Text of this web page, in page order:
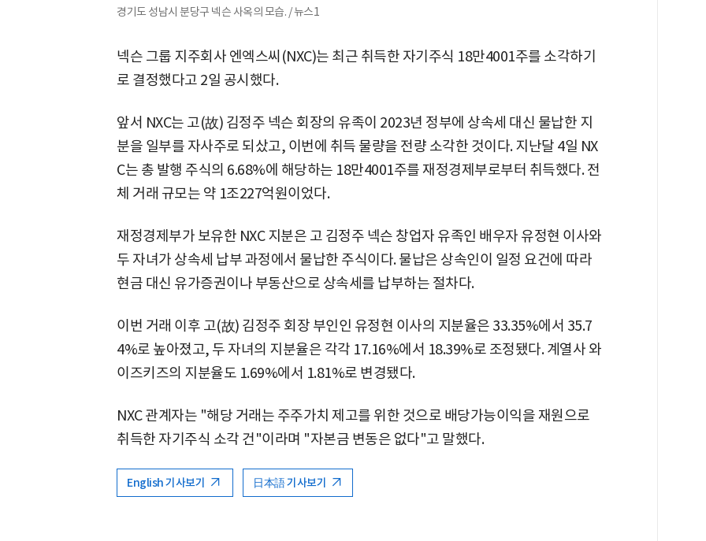
경기도 성남시 분당구 넥슨 사옥의 모습. / 뉴스1
넥슨 그룹 지주회사 엔엑스씨(NXC)는 최근 취득한 자기주식 18만4001주를 소각하기
로 결정했다고 2일 공시했다.
앞서 NXC는 고(故) 김정주 넥슨 회장의 유족이 2023년 정부에 상속세 대신 물납한 지
분을 일부를 자사주로 되샀고, 이번에 취득 물량을 전량 소각한 것이다. 지난달 4일 NX
C는 총 발행 주식의 6.68%에 해당하는 18만4001주를 재정경제부로부터 취득했다. 전
체 거래 규모는 약 1조227억원이었다.
재정경제부가 보유한 NXC 지분은 고 김정주 넥슨 창업자 유족인 배우자 유정현 이사와
두 자녀가 상속세 납부 과정에서 물납한 주식이다. 물납은 상속인이 일정 요건에 따라
현금 대신 유가증권이나 부동산으로 상속세를 납부하는 절차다.
이번 거래 이후 고(故) 김정주 회장 부인인 유정현 이사의 지분율은 33.35%에서 35.7
4%로 높아졌고, 두 자녀의 지분율은 각각 17.16%에서 18.39%로 조정됐다. 계열사 와
이즈키즈의 지분율도 1.69%에서 1.81%로 변경됐다.
NXC 관계자는 "해당 거래는 주주가치 제고를 위한 것으로 배당가능이익을 재원으로
취득한 자기주식 소각 건"이라며 "자본금 변동은 없다"고 말했다.
English 기사보기 日本語 기사보기